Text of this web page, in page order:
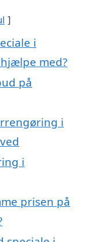
i
med?
på
i
i
prisen på